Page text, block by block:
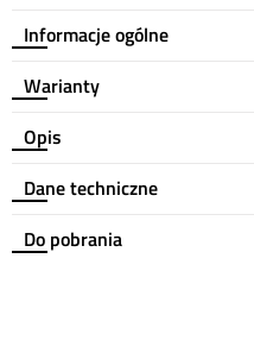
Informacje ogólne
Warianty
Opis
Dane techniczne
Do pobrania